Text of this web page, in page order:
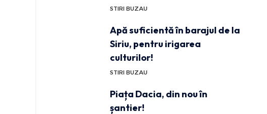
STIRI BUZAU
Apă suficientă în barajul de la
Siriu, pentru irigarea
culturilor!
STIRI BUZAU
Piața Dacia, din nou în
șantier!